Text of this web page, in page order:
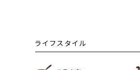
ライフスタイル